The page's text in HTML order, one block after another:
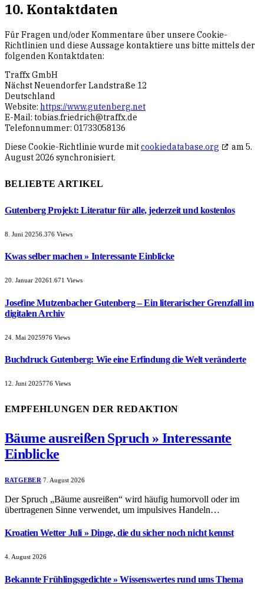
10. Kontaktdaten
Für Fragen und/oder Kommentare über unsere Cookie-
Richtlinien und diese Aussage kontaktiere uns bitte mittels der
folgenden Kontaktdaten:
Traffx GmbH
Nächst Neuendorfer Landstraße 12
Deutschland
Website: https://www.gutenberg.net
E-Mail: tobias.friedrich@traffx.de
Telefonnummer: 01733058136
Diese Cookie-Richtlinie wurde mitcookiedatabase.org
am 5.
August 2026 synchronisiert.
BELIEBTE ARTIKEL
Gutenberg Projekt: Literatur für alle, jederzeit und kostenlos
8. Juni 20256.376 Views
Kwas selber machen » Interessante Einblicke
20. Januar 20261.671 Views
Josefine Mutzenbacher Gutenberg – Ein literarischer Grenzfall im
digitalen Archiv
24. Mai 2025976 Views
Buchdruck Gutenberg: Wie eine Erfindung die Welt veränderte
12. Juni 2025776 Views
EMPFEHLUNGEN DER REDAKTION
Bäume ausreißen Spruch » Interessante
Einblicke
RATGEBER 7. August 2026
Der Spruch „Bäume ausreißen“ wird häufig humorvoll oder im
übertragenen Sinne verwendet, um impulsives Handeln…
Kroatien Wetter Juli » Dinge, die du sicher noch nicht kennst
4. August 2026
Bekannte Frühlingsgedichte » Wissenswertes rund ums Thema